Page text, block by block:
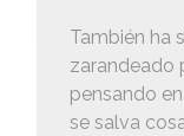
También ha
zarandeado
pensando
se salva